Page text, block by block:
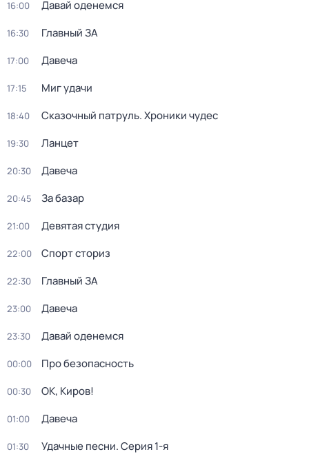
16:00 Давай оденемся
16:30 Главный ЗА
17:00 Давеча
17:15 Миг удачи
18:40 Сказочный патруль. Хроники чудес
19:30 Ланцет
20:30 Давеча
20:45 За базар
21:00 Девятая студия
22:00 Спорт сториз
22:30 Главный ЗА
23:00 Давеча
23:30 Давай оденемся
00:00 Про безопасность
00:30 ОК, Киров!
01:00 Давеча
01:30 Удачные песни. Серия 1-я